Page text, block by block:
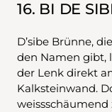
16. BI DE
D’sibe Brünne,
den Namen gibt,
der Lenk direkt
Kalksteinwand.
weissschäumend